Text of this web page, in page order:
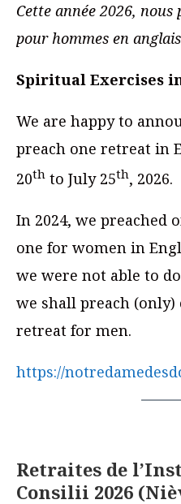
Cette année 2026,
pour hommes en
Spiritual Exercises
We are happy to
preach one retreat in
20th to July 25th, 2026.
In 2024, we preached
one for women in
we were not able to
we shall preach
retreat for men.
https://
Retraites de
Consilii 2026